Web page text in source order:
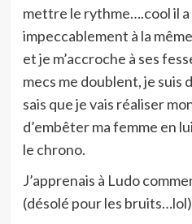
mettre le rythme….cool il a
impeccablement à la
et je m’accroche à ses
mecs me doublent, je suis
sais que je vais réaliser
d’embêter ma femme en
le chrono.
J’apprenais à Ludo
(désolé pour les bruits…lol)